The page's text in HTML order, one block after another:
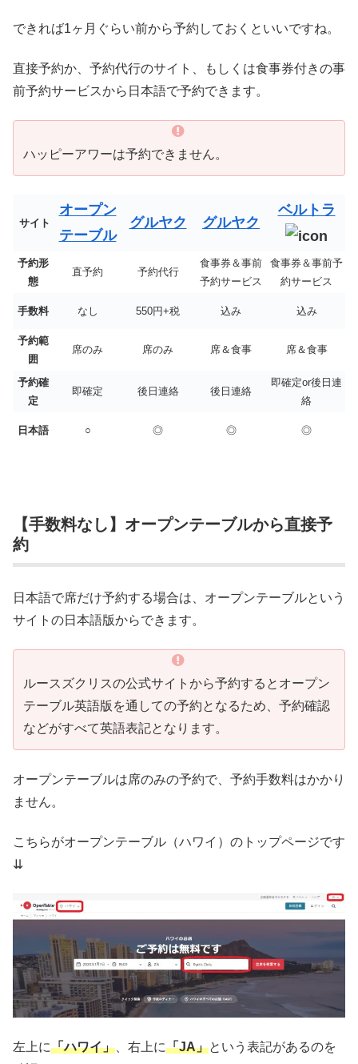
できれば1ヶ月ぐらい前から予約しておくといいですね。
直接予約か、予約代行のサイト、もしくは食事券付きの事
前予約サービスから日本語で予約できます。
ハッピーアワーは予約できません。
サイト
オープン
テーブル
グルヤク グルヤク
ベルトラ
予約形
態
直予約 予約代行
食事券＆事前
予約サービス
食事券＆事前予
約サービス
手数料 なし 550円+税 込み 込み
予約範
囲
席のみ 席のみ 席＆食事 席＆食事
予約確
定
即確定 後日連絡 後日連絡
即確定or後日連
絡
日本語 ○ ◎ ◎ ◎
【手数料なし】オープンテーブルから直接予
約
日本語で席だけ予約する場合は、オープンテーブルという
サイトの日本語版からできます。
ルースズクリスの公式サイトから予約するとオープン
テーブル英語版を通しての予約となるため、予約確認
などがすべて英語表記となります。
オープンテーブルは席のみの予約で、予約手数料はかかり
ません。
こちらがオープンテーブル（ハワイ）のトップページです
⇊
左上に「ハワイ」 、右上に「JA」という表記があるのを